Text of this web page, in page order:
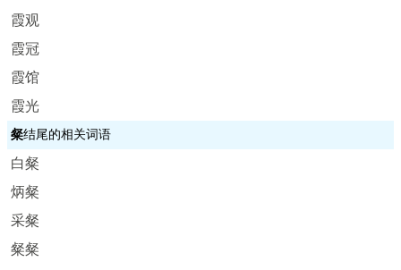
霞观
霞冠
霞馆
霞光
粲结尾的相关词语
白粲
炳粲
采粲
粲粲